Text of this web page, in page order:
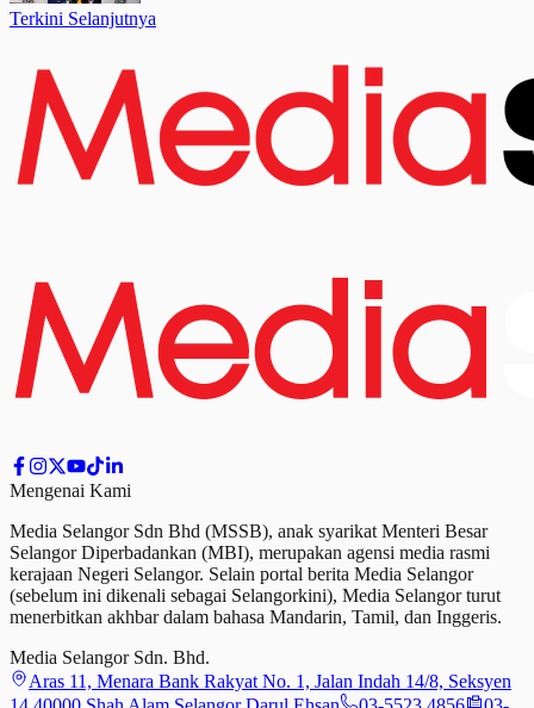
Terkini Selanjutnya
Mengenai Kami
Media Selangor Sdn Bhd (MSSB), anak syarikat Menteri Besar
Selangor Diperbadankan (MBI), merupakan agensi media rasmi
kerajaan Negeri Selangor. Selain portal berita Media Selangor
(sebelum ini dikenali sebagai Selangorkini), Media Selangor turut
menerbitkan akhbar dalam bahasa Mandarin, Tamil, dan Inggeris.
Media Selangor Sdn. Bhd.
Aras 11, Menara Bank Rakyat No. 1, Jalan Indah 14/8, Seksyen